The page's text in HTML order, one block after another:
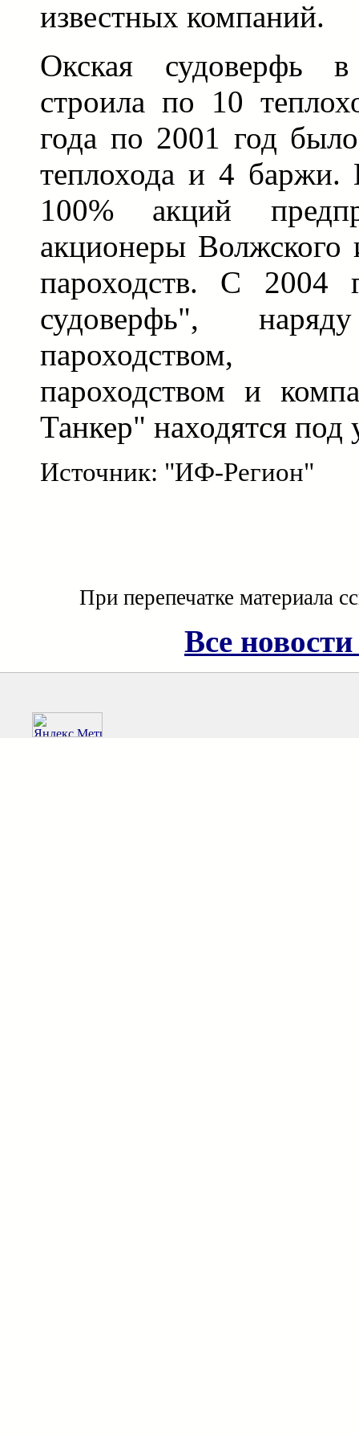
известных компаний.
Окская судоверфь
строила по 10
года по 2001 год
теплохода и 4 баржи.
100% акций
акционеры Волжского
пароходств. С 2004
судоверфь",
пароходством,
пароходством и
Танкер" находятся
Источник: "ИФ-Регион"
При перепечатке материала
Все